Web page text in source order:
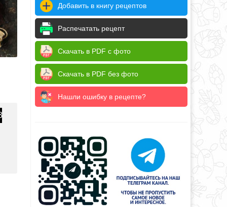
Добавить в книгу рецептов
Распечатать рецепт
Скачать в PDF с фото
Скачать в PDF без фото
Нашли ошибку в рецепте?